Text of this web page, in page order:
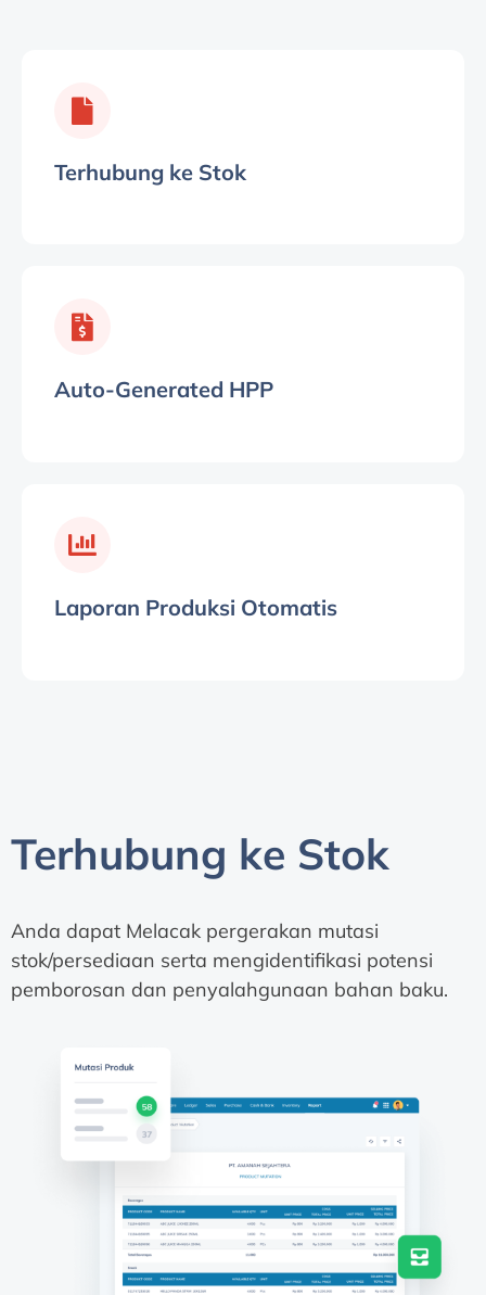
Terhubung ke Stok
Auto-Generated HPP
Laporan Produksi Otomatis
Terhubung ke Stok
Anda dapat Melacak pergerakan mutasi
stok/persediaan serta mengidentifikasi potensi
pemborosan dan penyalahgunaan bahan baku.